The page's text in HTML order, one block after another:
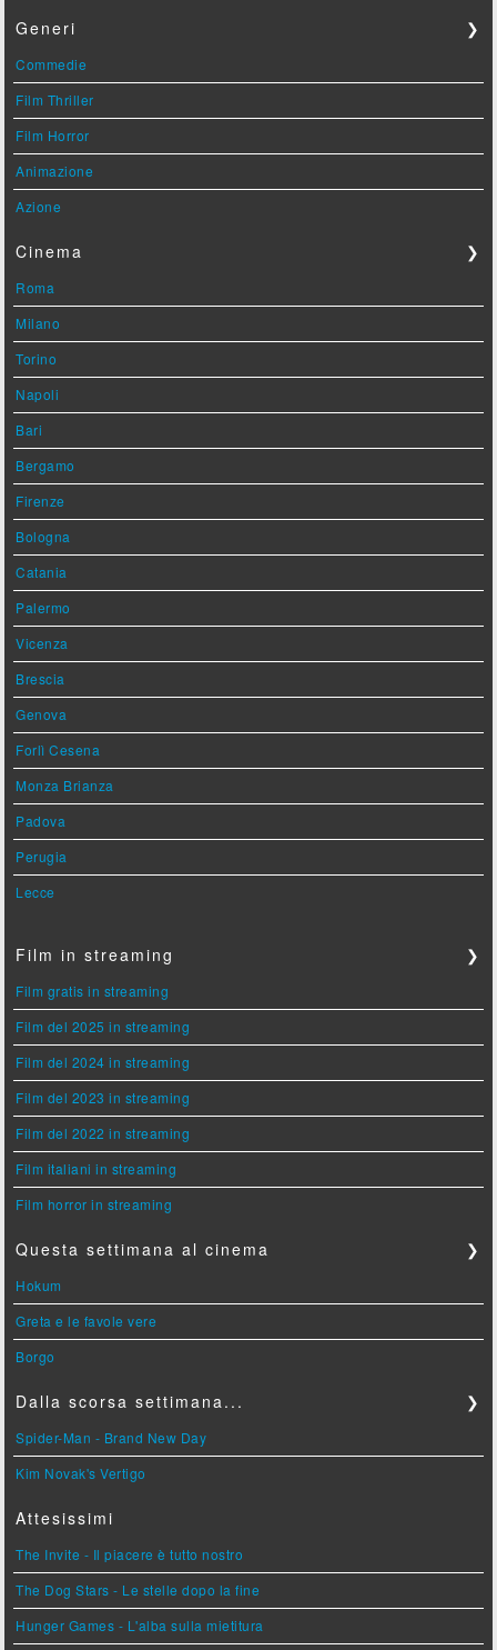
Generi ❯
Commedie
Film Thriller
Film Horror
Animazione
Azione
Cinema ❯
Roma
Milano
Torino
Napoli
Bari
Bergamo
Firenze
Bologna
Catania
Palermo
Vicenza
Brescia
Genova
Forlì Cesena
Monza Brianza
Padova
Perugia
Lecce
Film in streaming ❯
Film gratis in streaming
Film del 2025 in streaming
Film del 2024 in streaming
Film del 2023 in streaming
Film del 2022 in streaming
Film italiani in streaming
Film horror in streaming
Questa settimana al cinema ❯
Hokum
Greta e le favole vere
Borgo
Dalla scorsa settimana... ❯
Spider-Man - Brand New Day
Kim Novak's Vertigo
Attesissimi
The Invite - Il piacere è tutto nostro
The Dog Stars - Le stelle dopo la fine
Hunger Games - L'alba sulla mietitura